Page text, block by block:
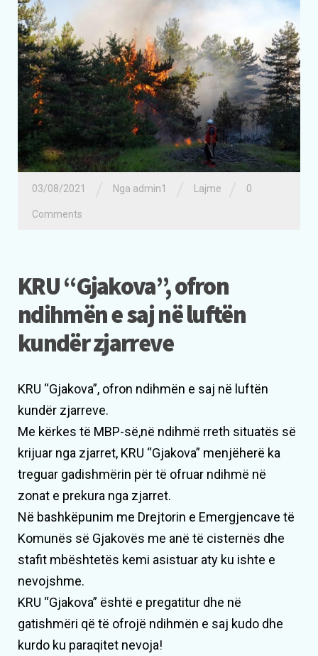
03/08/2021 Nga admin1 Lajme 0
Comments
KRU “Gjakova”, ofron
ndihmën e saj në luftën
kundër zjarreve
KRU “Gjakova”, ofron ndihmën e saj në luftën
kundër zjarreve.
Me kërkes të MBP-së,në ndihmë rreth situatës së
krijuar nga zjarret, KRU “Gjakova” menjëherë ka
treguar gadishmërin për të ofruar ndihmë në
zonat e prekura nga zjarret.
Në bashkëpunim me Drejtorin e Emergjencave të
Komunës së Gjakovës me anë të cisternës dhe
stafit mbështetës kemi asistuar aty ku ishte e
nevojshme.
KRU “Gjakova” është e pregatitur dhe në
gatishmëri që të ofrojë ndihmën e saj kudo dhe
kurdo ku paraqitet nevoja!